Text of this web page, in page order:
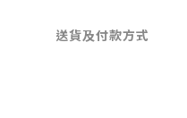
送貨及付款方式